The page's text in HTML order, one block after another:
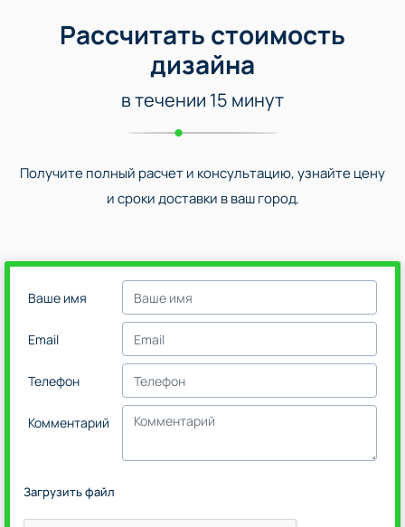
Рассчитать стоимость
дизайна
в течении 15 минут
Получите полный расчет и консультацию, узнайте цену
и сроки доставки в ваш город.
Ваше имя
Email
Телефон
Комментарий
Загрузить файл